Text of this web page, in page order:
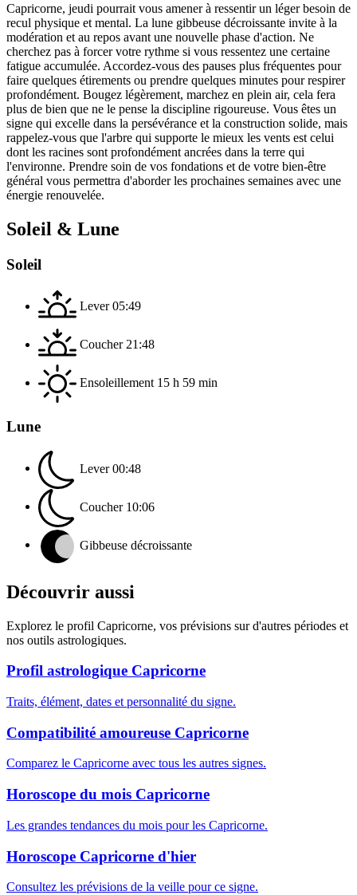
Capricorne, jeudi pourrait vous amener à ressentir un léger besoin de
recul physique et mental. La lune gibbeuse décroissante invite à la
modération et au repos avant une nouvelle phase d'action. Ne
cherchez pas à forcer votre rythme si vous ressentez une certaine
fatigue accumulée. Accordez-vous des pauses plus fréquentes pour
faire quelques étirements ou prendre quelques minutes pour respirer
profondément. Bougez légèrement, marchez en plein air, cela fera
plus de bien que ne le pense la discipline rigoureuse. Vous êtes un
signe qui excelle dans la persévérance et la construction solide, mais
rappelez-vous que l'arbre qui supporte le mieux les vents est celui
dont les racines sont profondément ancrées dans la terre qui
l'environne. Prendre soin de vos fondations et de votre bien-être
général vous permettra d'aborder les prochaines semaines avec une
énergie renouvelée.
Soleil & Lune
Soleil
Lever 05:49
Coucher 21:48
Ensoleillement 15 h 59 min
Lune
Lever 00:48
Coucher 10:06
Gibbeuse décroissante
Découvrir aussi
Explorez le profil Capricorne, vos prévisions sur d'autres périodes et
nos outils astrologiques.
Profil astrologique Capricorne
Traits, élément, dates et personnalité du signe.
Compatibilité amoureuse Capricorne
Comparez le Capricorne avec tous les autres signes.
Horoscope du mois Capricorne
Les grandes tendances du mois pour les Capricorne.
Horoscope Capricorne d'hier
Consultez les prévisions de la veille pour ce signe.